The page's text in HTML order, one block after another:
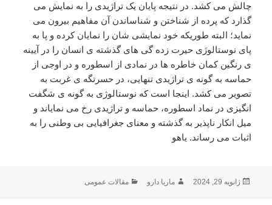
چالش می کشد. در نتیجه پایان یک تراژیدی را به نمایش می
گذارد که پرده از شناختن و شناساندن آن مفاهیم بیرون می
نماید؛ البته طوریکه خود نمایشی شان را نمایان کرده و پا به
پای نوستالوژی حیرت زده گی های گذشته ی انسان را در آیینه
ی رنگین کمان خاطره ها در نمادی از اسطوره و در اوجی از
حماسه به گونه ی تراژیدی تنهایی، در حسرتگه ی غربت به
تصویر می کشد. اینجا است که نوستالوژی به گونه ی شگفت
انگیزی در نماد اسطوره، حماسه و تراژیدی رخ می نمایاند و
میل انکار ناپذیر به گذشته و معنای جغرافیایی بی وطنی را به
اثبات می رساند. یاهو
ارسال
ژانویه 29, 2024 نویسنده
ماریا دارو دسته‌ها
مقالات عمومی